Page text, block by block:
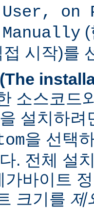
on
접 시작)를
소스코드
설치하
을 선택
. 전체 설
가바이트
크기를 제